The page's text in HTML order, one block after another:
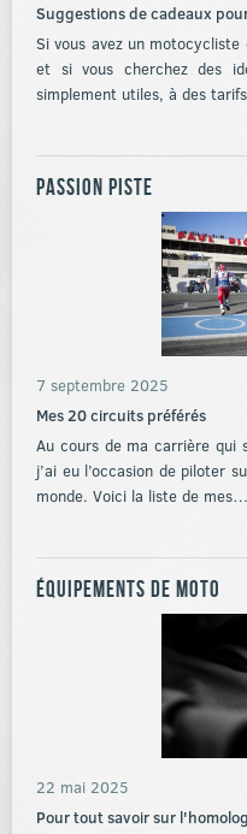
Suggestions de cadeaux
Si vous avez un
et si vous cherchez des
simplement utiles, à des
Passion piste
7 septembre 2025
Mes 20 circuits préférés
Au cours de ma carrière qui
j’ai eu l’occasion de piloter
monde. Voici la liste de mes…
Équipements de moto
22 mai 2025
Pour tout savoir sur